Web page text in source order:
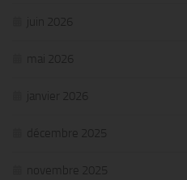
juin 2026
mai 2026
janvier 2026
décembre 2025
novembre 2025